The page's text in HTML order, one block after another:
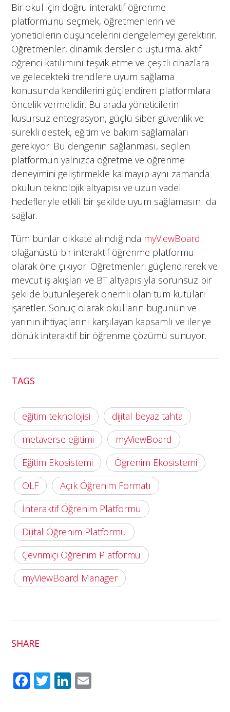
Bir okul için doğru interaktif öğrenme
platformunu seçmek, öğretmenlerin ve
yöneticilerin düşüncelerini dengelemeyi gerektirir.
Öğretmenler, dinamik dersler oluşturma, aktif
öğrenci katılımını teşvik etme ve çeşitli cihazlara
ve gelecekteki trendlere uyum sağlama
konusunda kendilerini güçlendiren platformlara
öncelik vermelidir. Bu arada yöneticilerin
kusursuz entegrasyon, güçlü siber güvenlik ve
sürekli destek, eğitim ve bakım sağlamaları
gerekiyor. Bu dengenin sağlanması, seçilen
platformun yalnızca öğretme ve öğrenme
deneyimini geliştirmekle kalmayıp aynı zamanda
okulun teknolojik altyapısı ve uzun vadeli
hedefleriyle etkili bir şekilde uyum sağlamasını da
sağlar.
Tüm bunlar dikkate alındığında myViewBoard
olağanüstü bir interaktif öğrenme platformu
olarak öne çıkıyor. Öğretmenleri güçlendirerek ve
mevcut iş akışları ve BT altyapısıyla sorunsuz bir
şekilde bütünleşerek önemli olan tüm kutuları
işaretler. Sonuç olarak okulların bugünün ve
yarının ihtiyaçlarını karşılayan kapsamlı ve ileriye
dönük interaktif bir öğrenme çözümü sunuyor.
TAGS
eğitim teknolojisi
dijital beyaz tahta
metaverse eğitimi
myViewBoard
Eğitim Ekosistemi
Öğrenim Ekosistemi
OLF
Açık Öğrenim Formatı
İnteraktif Öğrenim Platformu
Dijital Öğrenim Platformu
Çevrimiçi Öğrenim Platformu
myViewBoard Manager
SHARE
Fac
Twit
Link